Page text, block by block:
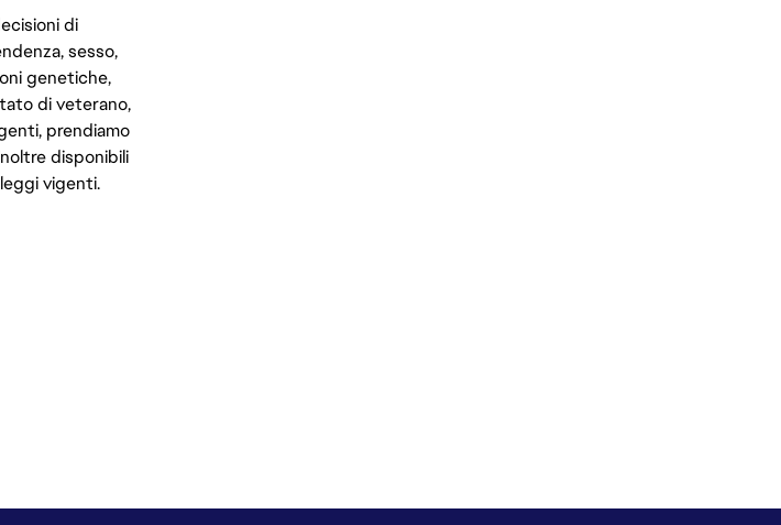
di
sesso,
genetiche,
di veterano,
prendiamo
disponibili
vigenti.